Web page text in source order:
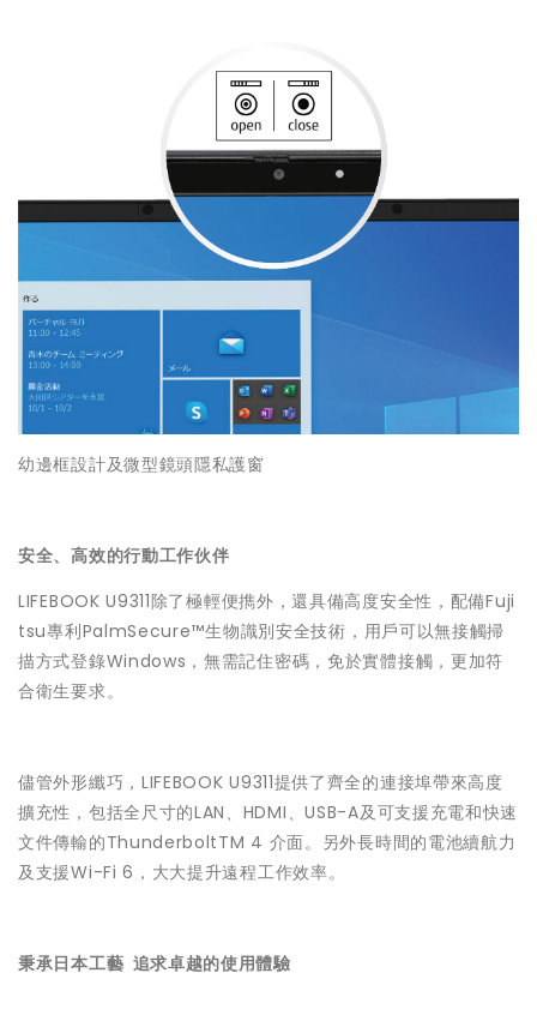
幼邊框設計及微型鏡頭隱私護窗
安全、高效的行動工作伙伴
LIFEBOOK U9311除了極輕便擕外，還具備高度安全性，配備Fuji
tsu專利PalmSecure™生物識別安全技術，用戶可以無接觸掃
描方式登錄Windows，無需記住密碼，免於實體接觸，更加符
合衛生要求。
儘管外形纖巧，LIFEBOOK U9311提供了齊全的連接埠帶來高度
擴充性，包括全尺寸的LAN、HDMI、USB-A及可支援充電和快速
文件傳輸的ThunderboltTM 4 介面。另外長時間的電池續航力
及支援Wi-Fi 6，大大提升遠程工作效率。
秉承日本工藝 追求卓越的使用體驗